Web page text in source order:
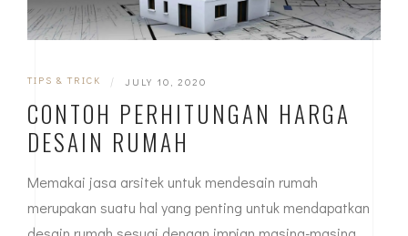
TIPS & TRICK | JULY 10, 2020
CONTOH PERHITUNGAN HARGA
DESAIN RUMAH
Memakai jasa arsitek untuk mendesain rumah
merupakan suatu hal yang penting untuk mendapatkan